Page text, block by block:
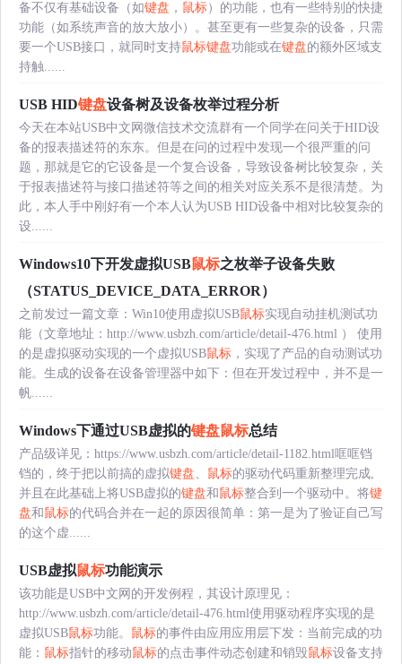
备不仅有基础设备（如键盘 ， 鼠标）的功能，也有一些特别的快捷
功能（如系统声音的放大放小）。甚至更有一些复杂的设备，只需
要一个USB接口，就同时支持鼠标键盘功能或在键盘的额外区域支
持触......
USB HID键盘设备树及设备枚举过程分析
今天在本站USB中文网微信技术交流群有一个同学在问关于HID设
备的报表描述符的东东。但是在问的过程中发现一个很严重的问
题，那就是它的它设备是一个复合设备，导致设备树比较复杂，关
于报表描述符与接口描述符等之间的相关对应关系不是很清楚。为
此，本人手中刚好有一个本人认为USB HID设备中相对比较复杂的
设......
Windows10下开发虚拟USB鼠标之枚举子设备失败
（STATUS_DEVICE_DATA_ERROR）
之前发过一篇文章：Win10使用虚拟USB鼠标实现自动挂机测试功
能（文章地址：http://www.usbzh.com/article/detail-476.html ） 使用
的是虚拟驱动实现的一个虚拟USB鼠标 ，实现了产品的自动测试功
能。生成的设备在设备管理器中如下：但在开发过程中，并不是一
帆......
Windows下通过USB虚拟的键盘鼠标总结
产品级详见：https://www.usbzh.com/article/detail-1182.html哐哐铛
铛的，终于把以前搞的虚拟键盘 、 鼠标的驱动代码重新整理完成,
并且在此基础上将USB虚拟的键盘和 鼠标整合到一个驱动中。将键
盘和 鼠标的代码合并在一起的原因很简单：第一是为了验证自己写
的这个虚......
USB虚拟鼠标功能演示
该功能是USB中文网的开发例程，其设计原理见：
http://www.usbzh.com/article/detail-476.html使用驱动程序实现的是
虚拟USB鼠标功能。 鼠标的事件由应用应用层下发：当前完成的功
能： 鼠标指针的移动鼠标的点击事件动态创建和销毁鼠标设备支持